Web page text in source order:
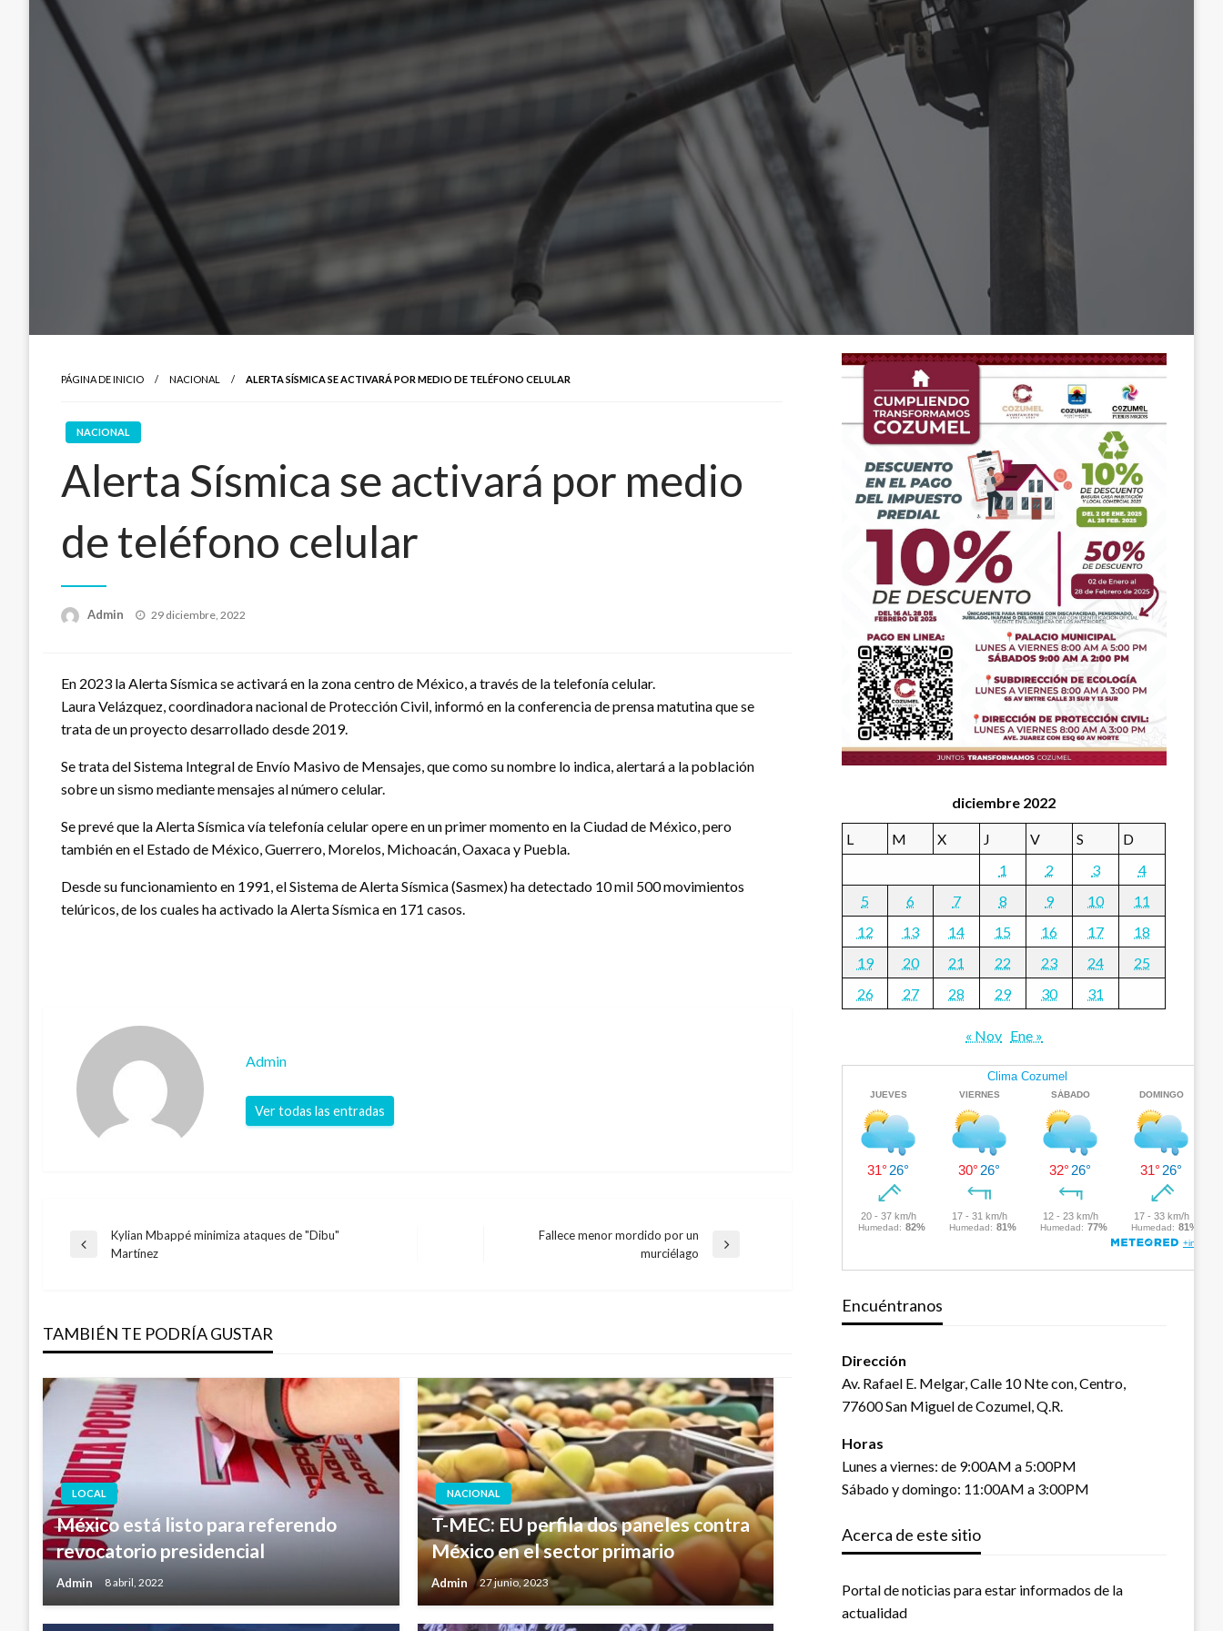
PÁGINA DE INICIO NACIONAL ALERTA SÍSMICA SE ACTIVARÁ POR MEDIO DE TELÉFONO CELULAR
NACIONAL
Alerta Sísmica se activará por medio
de teléfono celular
Admin
Publicado
29 diciembre, 2022
En 2023 la Alerta Sísmica se activará en la zona centro de México, a través de la telefonía celular.
Laura Velázquez, coordinadora nacional de Protección Civil, informó en la conferencia de prensa matutina que se
trata de un proyecto desarrollado desde 2019.
Se trata del Sistema Integral de Envío Masivo de Mensajes, que como su nombre lo indica, alertará a la población
sobre un sismo mediante mensajes al número celular.
Se prevé que la Alerta Sísmica vía telefonía celular opere en un primer momento en la Ciudad de México, pero
también en el Estado de México, Guerrero, Morelos, Michoacán, Oaxaca y Puebla.
Desde su funcionamiento en 1991, el Sistema de Alerta Sísmica (Sasmex) ha detectado 10 mil 500 movimientos
telúricos, de los cuales ha activado la Alerta Sísmica en 171 casos.
Admin
Ver todas las entradas
Navegación
entradas
Entrada
Kylian Mbappé minimiza ataques de "Dibu"
Martínez
Fallece menor mordido por un
murciélago
TAMBIÉN TE PODRÍA GUSTAR
LOCAL
México está listo para referendo
revocatorio presidencial
Admin 8 abril, 2022
NACIONAL
T-MEC: EU perfila dos paneles contra
México en el sector primario
Admin 27 junio, 2023
diciembre 2022
L M X J V S
D
1
2 3
4
5
6 7 8 9 10
11
12
13 14 15 16 17
18
19
20 21 22 23 24
25
26
27 28 29 30 31
« Nov Ene »
Encuéntranos
Dirección
Av. Rafael E. Melgar, Calle 10 Nte con, Centro,
77600 San Miguel de Cozumel, Q.R.
Horas
Lunes a viernes: de 9:00AM a 5:00PM
Sábado y domingo: 11:00AM a 3:00PM
Acerca de este sitio
Portal de noticias para estar informados de la
actualidad